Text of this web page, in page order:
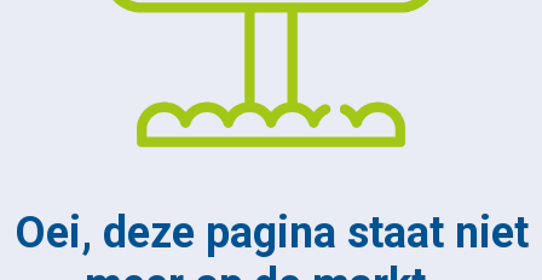
Oei, deze pagina staat niet